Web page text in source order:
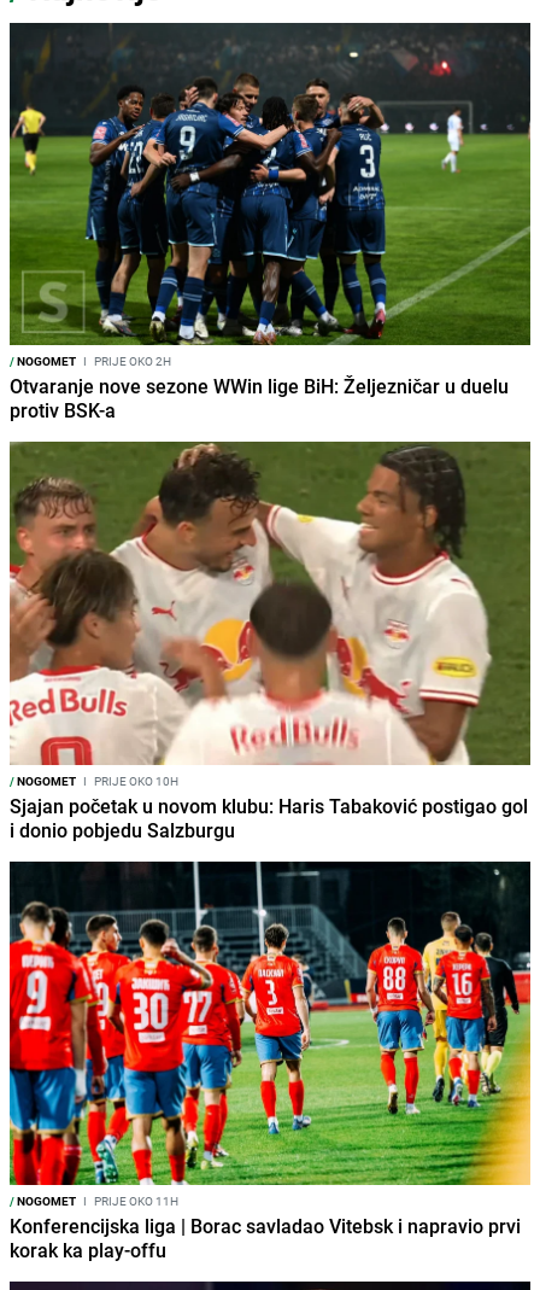
/NOGOMET I PRIJE OKO 2H
Otvaranje nove sezone WWin lige BiH: Željezničar u duelu
protiv BSK-a
/NOGOMET I PRIJE OKO 10H
Sjajan početak u novom klubu: Haris Tabaković postigao gol
i donio pobjedu Salzburgu
/NOGOMET I PRIJE OKO 11H
Konferencijska liga | Borac savladao Vitebsk i napravio prvi
korak ka play-offu